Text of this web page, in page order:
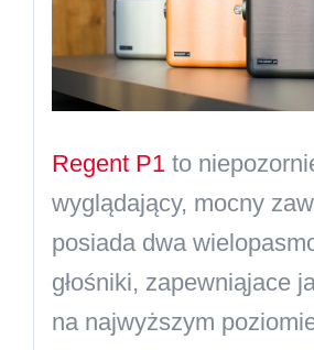
Regent P1to
wyglądający, mocny
posiada dwa
głośniki, zapewniąjace
na najwyższym